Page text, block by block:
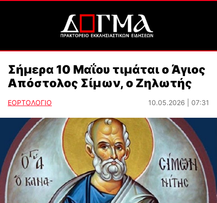
Σήμερα 10 Μαΐου τιμάται ο Άγιος
Απόστολος Σίμων, ο Ζηλωτής
ΕΟΡΤΟΛΟΓΙΟ 10.05.2026 | 07:31